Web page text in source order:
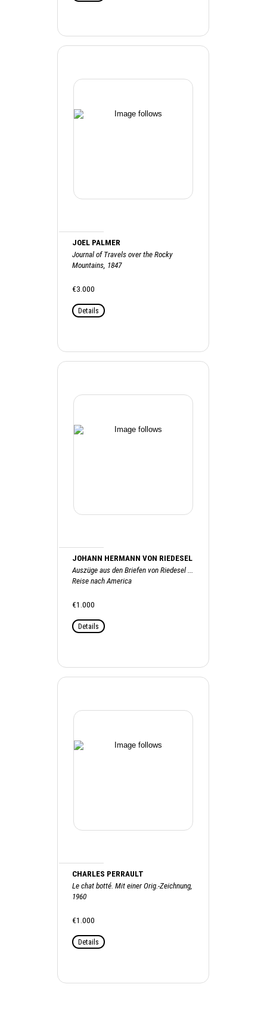
JOEL PALMER
Journal of Travels over the Rocky
Mountains, 1847
€3.000
Details
JOHANN HERMANN VON RIEDESEL
Auszüge aus den Briefen von Riedesel ...
Reise nach America
€1.000
Details
CHARLES PERRAULT
Le chat botté. Mit einer Orig.-Zeichnung,
1960
€1.000
Details